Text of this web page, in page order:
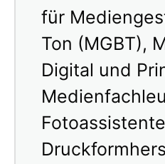
für
Ton (MGBT),
Digital und